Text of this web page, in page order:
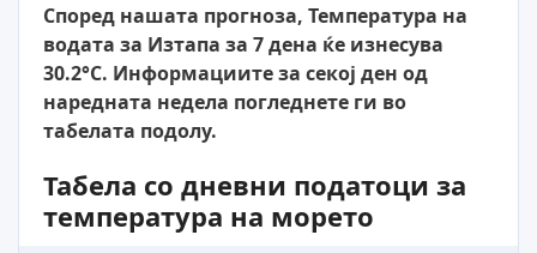
Според нашата прогноза, Температура на
водата за Изтапа за 7 дена ќе изнесува
30.2°C. Информациите за секој ден од
наредната недела погледнете ги во
табелата подолу.
Табела со дневни податоци за
температура на морето